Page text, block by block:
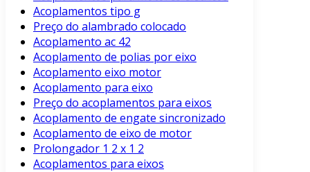
Acoplamentos tipo g
Preço do alambrado colocado
Acoplamento ac 42
Acoplamento de polias por eixo
Acoplamento eixo motor
Acoplamento para eixo
Preço do acoplamentos para eixos
Acoplamento de engate sincronizado
Acoplamento de eixo de motor
Prolongador 1 2 x 1 2
Acoplamentos para eixos